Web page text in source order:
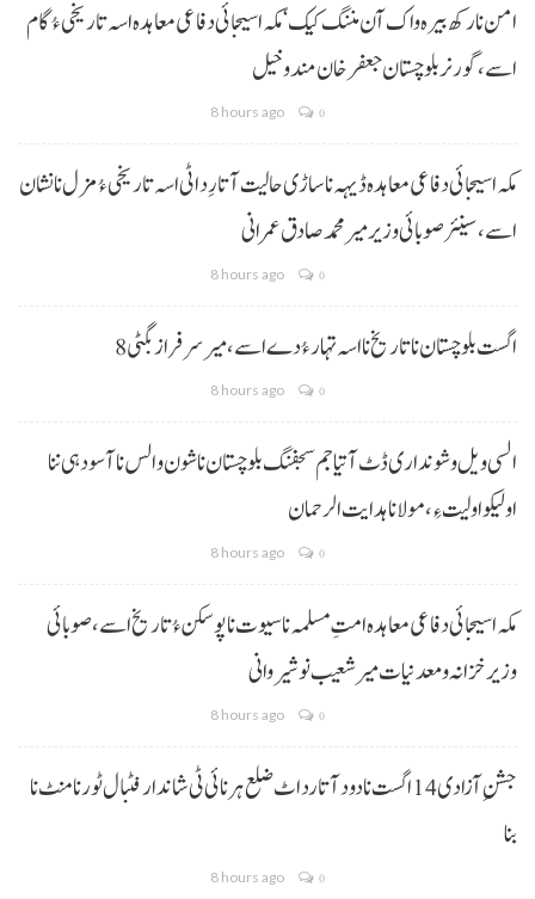
امن نا رکھ بیرہ واک آن مننگ کیک‘ مکہ اسیجائی دفاعی معاہدہ اسہ تاریخی ءُ گام
اسے،گورنر بلوچستان جعفر خان مندوخیل
8 hours ago 0
مکہ اسیجائی دفاعی معاہدہ ڈیہہ نا ساڑی حالیت آتا رِد اٹی اسہ تاریخی ءُ مزل نا نشان
اسے،سینئر صوبائی وزیر میر محمد صادق عمرانی
8 hours ago 0
8 اگست بلوچستان نا تاریخ نا اسہ تہار ءُ دے اسے، میرسرفراز بگٹی
8 hours ago 0
السی ویل و شونداری ڈٹ آتیا جم سجفنگ بلوچستان نا شون و الس نا آسودہی ننا
اولیکو اولیت ءِ،مولانا ہدایت الرحمان
8 hours ago 0
مکہ اسیجائی دفاعی معاہدہ امتِ مسلمہ نا سیوت نا پوسکن ءُ تاریخ اسے، صوبائی
وزیر خزانہ و معدنیات میر شعیب نوشیروانی
8 hours ago 0
جشنِ آزادی 14 اگست نا دود آتا رد اٹ ضلع ہرنائی ٹی شاندار فٹبال ٹورنامنٹ نا
بنا
8 hours ago 0